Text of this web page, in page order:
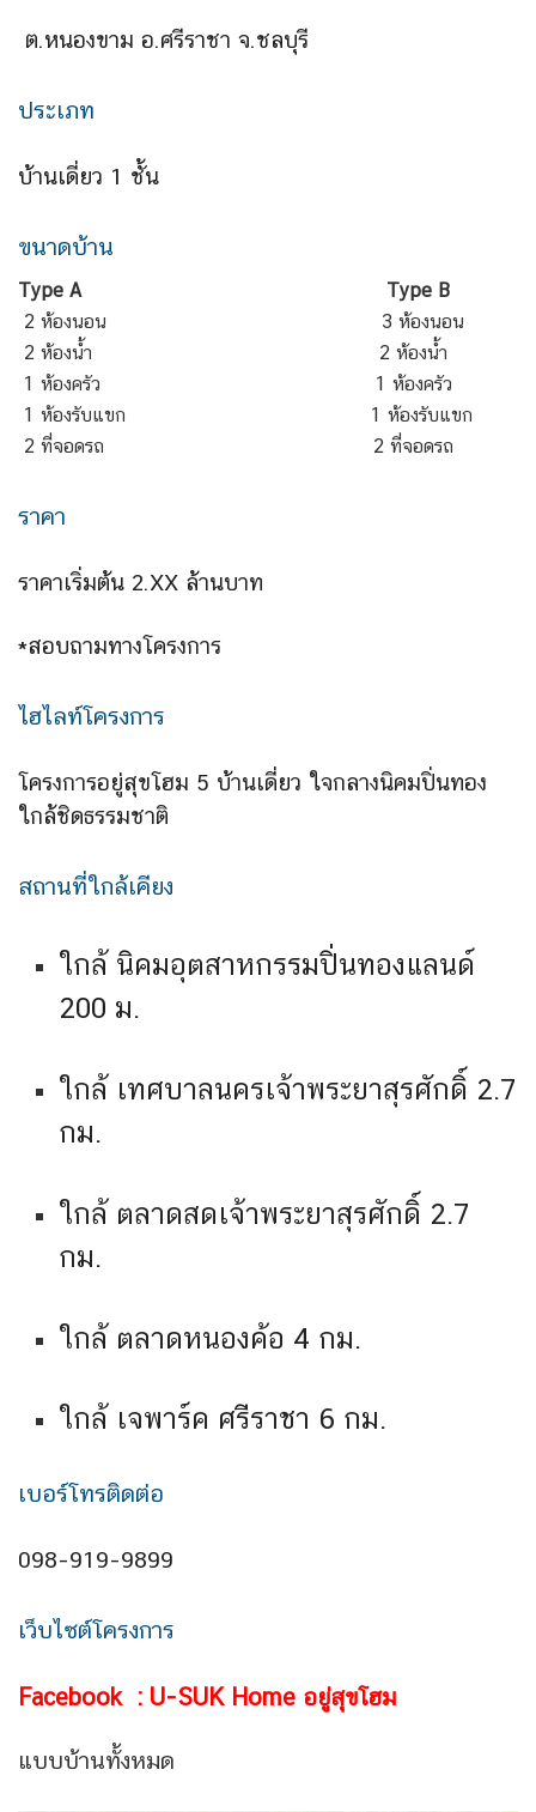
ต.หนองขาม อ.ศรีราชา จ.ชลบุรี
ประเภท
บ้านเดี่ยว 1 ชั้น
ขนาดบ้าน
Type A
Type B
2 ห้องนอน 3 ห้องนอน
2 ห้องน้ำ 2 ห้องน้ำ
1 ห้องครัว 1 ห้องครัว
1 ห้องรับแขก 1 ห้องรับแขก
2 ที่จอดรถ 2 ที่จอดรถ
ราคา
ราคาเริ่มต้น 2.XX ล้านบาท
*สอบถามทางโครงการ
ไฮไลท์โครงการ
โครงการอยู่สุขโฮม 5 บ้านเดี่ยว ใจกลางนิคมปิ่นทอง
ใกล้ชิดธรรมชาติ
สถานที่ใกล้เคียง
ใกล้ นิคมอุตสาหกรรมปิ่นทองแลนด์
200 ม.
ใกล้ เทศบาลนครเจ้าพระยาสุรศักดิ์ 2.7
กม.
ใกล้ ตลาดสดเจ้าพระยาสุรศักดิ์ 2.7
กม.
ใกล้ ตลาดหนองค้อ 4 กม.
ใกล้ เจพาร์ค ศรีราชา 6 กม.
เบอร์โทรติดต่อ
098-919-9899
เว็บไซต์โครงการ
Facebook : U-SUK Home อยู่สุขโฮม
แบบบ้านทั้งหมด